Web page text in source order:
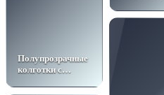
Полупрозрачные
колготки с